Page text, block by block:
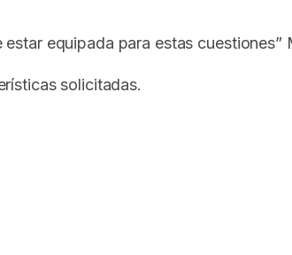
equipada para estas cuestiones”
solicitadas.